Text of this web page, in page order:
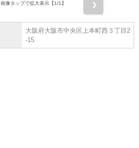
画像タップで拡大表示【1/1】
大阪府大阪市中央区上本町西３丁目2
-15